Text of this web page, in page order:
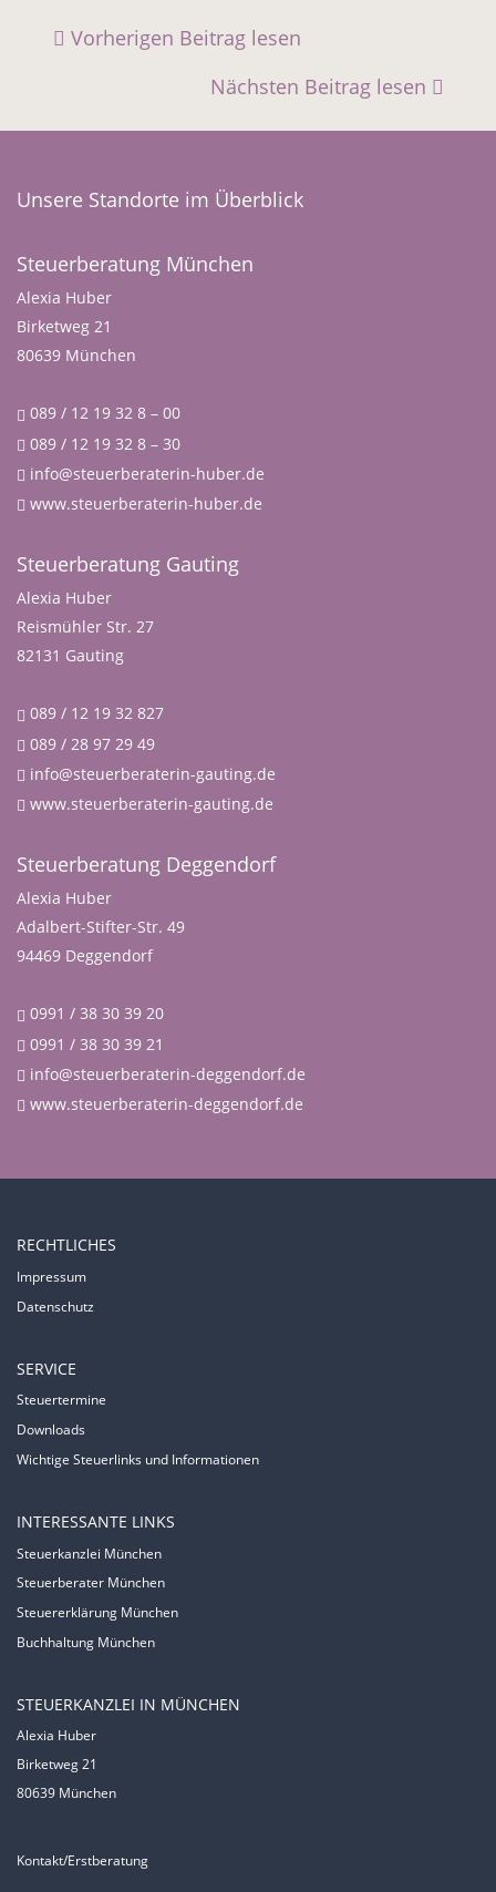
Vorherigen Beitrag lesen
Nächsten Beitrag lesen
Unsere Standorte im Überblick
Steuerberatung München
Alexia Huber
Birketweg 21
80639 München
089 / 12 19 32 8 – 00
089 / 12 19 32 8 – 30
info@steuerberaterin-huber.de
www.steuerberaterin-huber.de
Steuerberatung Gauting
Alexia Huber
Reismühler Str. 27
82131 Gauting
089 / 12 19 32 827
089 / 28 97 29 49
info@steuerberaterin-gauting.de
www.steuerberaterin-gauting.de
Steuerberatung Deggendorf
Alexia Huber
Adalbert-Stifter-Str. 49
94469 Deggendorf
0991 / 38 30 39 20
0991 / 38 30 39 21
info@steuerberaterin-deggendorf.de
www.steuerberaterin-deggendorf.de
RECHTLICHES
Impressum
Datenschutz
SERVICE
Steuertermine
Downloads
Wichtige Steuerlinks und Informationen
INTERESSANTE LINKS
Steuerkanzlei München
Steuerberater München
Steuererklärung München
Buchhaltung München
STEUERKANZLEI IN MÜNCHEN
Alexia Huber
Birketweg 21
80639 München
Kontakt/Erstberatung